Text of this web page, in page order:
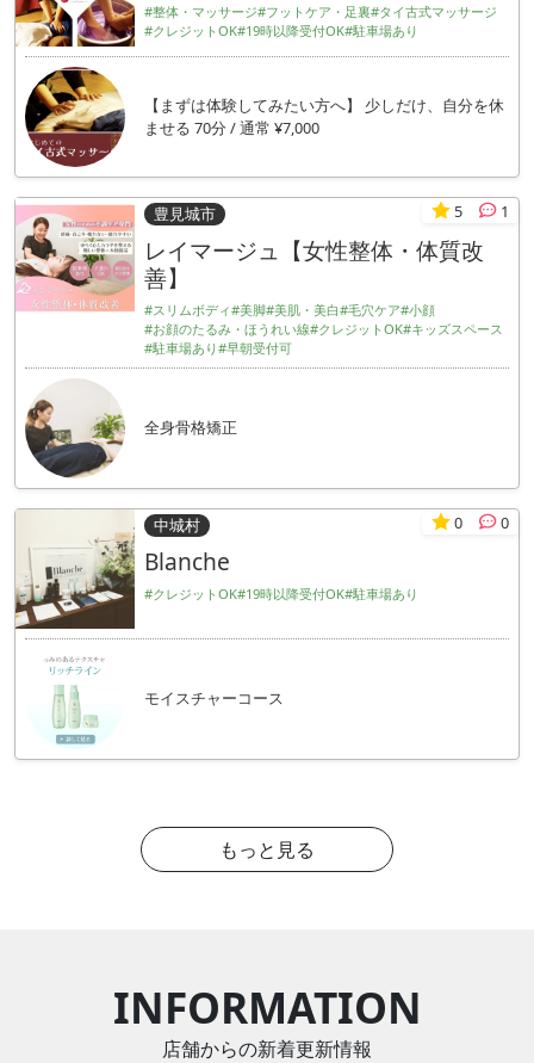
#整体・マッサージ#フットケア・足裏#タイ古式マッサージ
#クレジットOK#19時以降受付OK#駐車場あり
【まずは体験してみたい方へ】 少しだけ、自分を休
ませる 70分 / 通常 ¥7,000
豊見城市 5 1
レイマージュ【女性整体・体質改
善】
#スリムボディ#美脚#美肌・美白#毛穴ケア#小顔
#お顔のたるみ・ほうれい線#クレジットOK#キッズスペース
#駐車場あり#早朝受付可
全身骨格矯正
中城村 0 0
Blanche
#クレジットOK#19時以降受付OK#駐車場あり
モイスチャーコース
もっと見る
INFORMATION
店舗からの新着更新情報